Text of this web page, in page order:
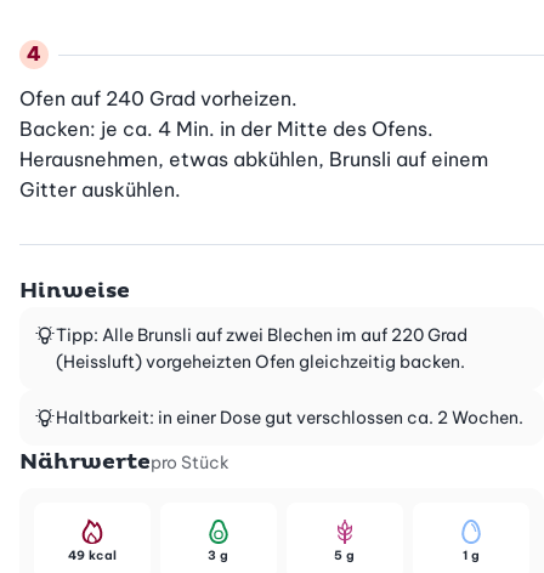
Ofen auf 240 Grad vorheizen.
Backen: je ca. 4 Min. in der Mitte des Ofens.
Herausnehmen, etwas abkühlen, Brunsli auf einem
Gitter auskühlen.
Hinweise
Tipp: Alle Brunsli auf zwei Blechen im auf 220 Grad
(Heissluft) vorgeheizten Ofen gleichzeitig backen.
Haltbarkeit: in einer Dose gut verschlossen ca. 2 Wochen.
Nährwertepro Stück
49 kcal 3 g 5 g 1 g